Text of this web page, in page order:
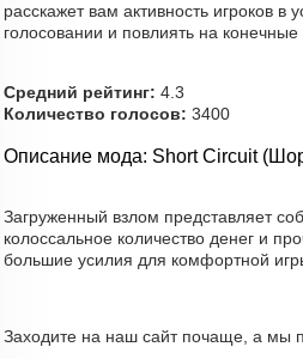
расскажет вам активность игроков
голосовании и повлиять на конечные
Средний рейтинг: 4.3
Количество голосов: 3400
Описание мода: Short Circuit
Загруженный взлом представляет
колоссальное количество денег и
большие усилия для комфортной
Заходите на наш сайт почаще, а мы